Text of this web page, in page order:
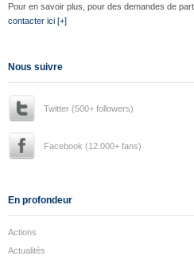
Pour en savoir plus, pour des demandes de
contacter ici [+]
Nous suivre
Twitter (500+ followers)
Facebook (12.000+ fans)
En profondeur
Actions
Actualités